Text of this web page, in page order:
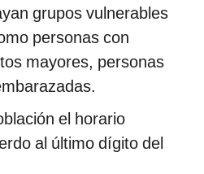
grupos vulnerables
personas con
mayores, personas
el horario
al último dígito del